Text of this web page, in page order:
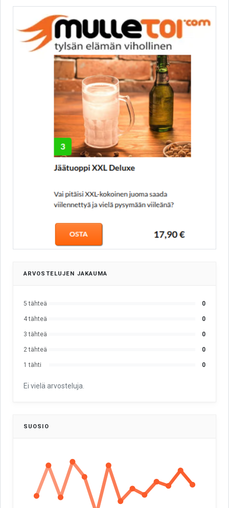
ARVOSTELUJEN JAKAUMA
5 tähteä 0
4 tähteä 0
3 tähteä 0
2 tähteä 0
1 tähti 0
Ei vielä arvosteluja.
SUOSIO